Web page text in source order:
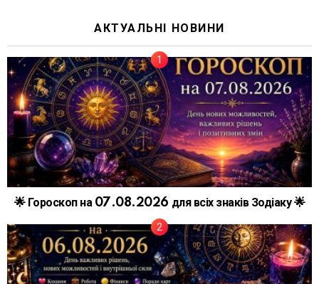
АКТУАЛЬНІ НОВИНИ
🌟 Гороскоп на 07.08.2026 для всіх знаків Зодіаку 🌟